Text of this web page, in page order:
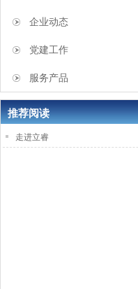
企业动态
党建工作
服务产品
推荐阅读
走进立睿